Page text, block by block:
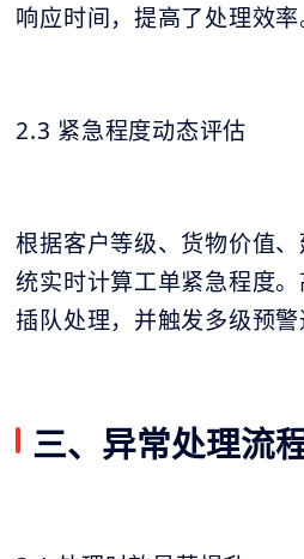
响应时间，提高了处理效率
2.3 紧急程度动态评估
根据客户等级、货物价值
统实时计算工单紧急程度
插队处理，并触发多级预警
三、异常处理流